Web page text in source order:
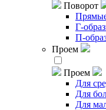
Поворот
Г-
П-
Проем
Проем
Для
Для
Для